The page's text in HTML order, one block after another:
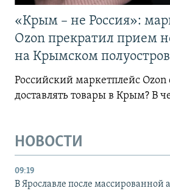
«Крым – не Россия»:
Ozon прекратил прием
на Крымском
Российский маркетплейс Ozon
доставлять товары в Крым? В
НОВОСТИ
09:19
В Ярославле после массированной